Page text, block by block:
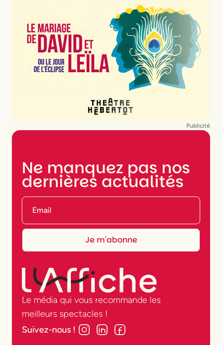
Publicité
Ne manquez pas nos
dernières actualités
Le média qui vous recommande les
meilleurs spectacles !
Suivez-nous !